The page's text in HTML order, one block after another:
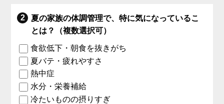
夏の家族の体調管理で、特に気になっているこ
とは？（複数選択可）
食欲低下・朝食を抜きがち
夏バテ・疲れやすさ
熱中症
水分・栄養補給
冷たいものの摂りすぎ